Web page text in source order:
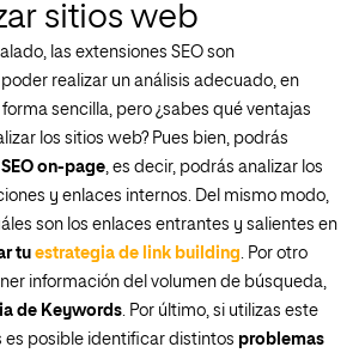
sitios web
las extensiones SEO son
realizar un análisis adecuado, en
sencilla, pero ¿sabes qué ventajas
los sitios web? Pues bien, podrás
on-page, es decir, podrás analizar los
y enlaces internos. Del mismo modo,
son los enlaces entrantes y salientes en
tu estrategia de link building. Por otro
información del volumen de búsqueda,
de Keywords. Por último, si utilizas este
posible identificar distintos problemas